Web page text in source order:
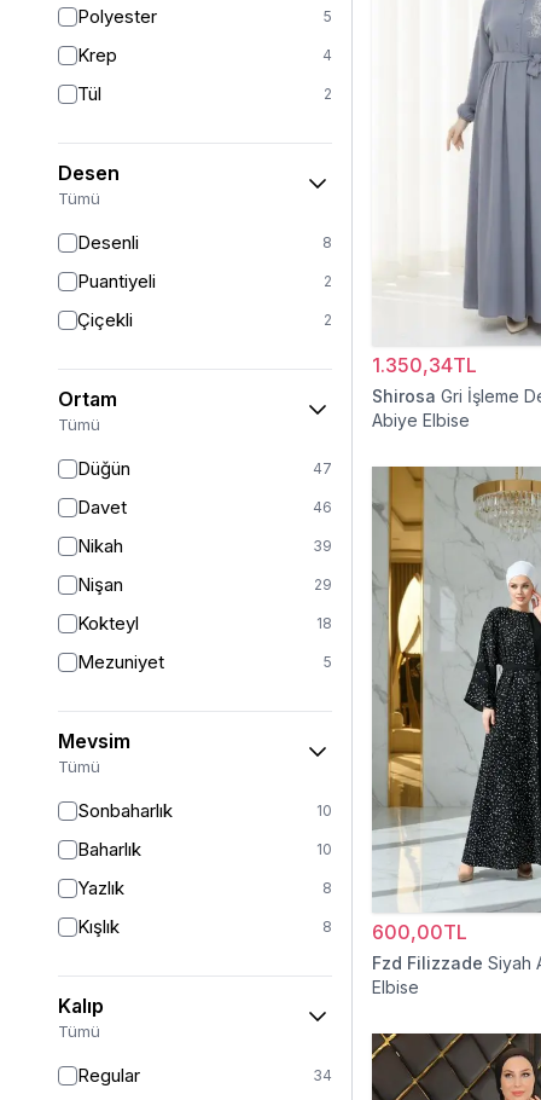
Polyester 5
Krep 4
Tül 2
Desen
Tümü
Desenli 8
Puantiyeli 2
Çiçekli 2
Ortam
Tümü
Düğün 47
Davet 46
Nikah 39
Nişan 29
Kokteyl 18
Mezuniyet 5
Mevsim
Tümü
Sonbaharlık 10
Baharlık 10
Yazlık 8
Kışlık 8
Kalıp
Tümü
Regular 34
1.350,34TL
Shirosa Gri İşleme
Abiye Elbise
600,00TL
Fzd Filizzade Siyah
Elbise